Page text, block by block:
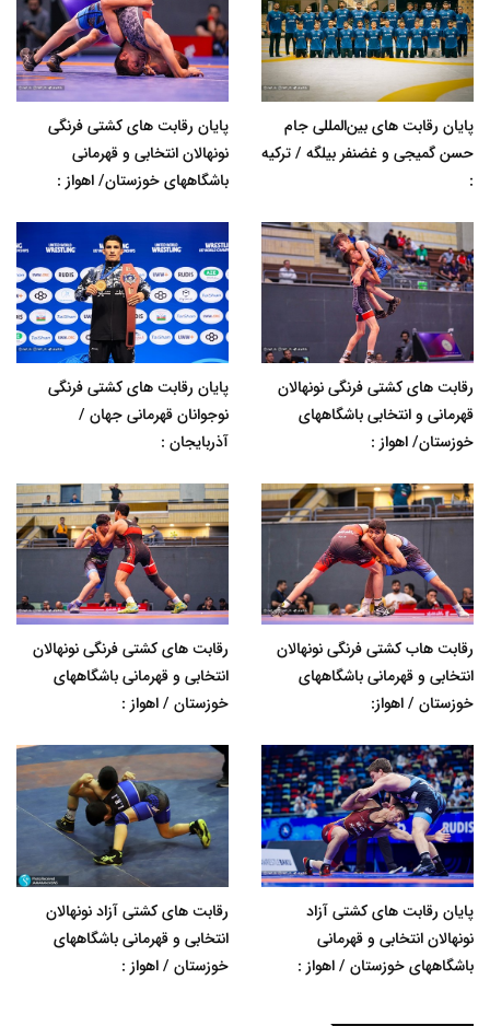
پایان رقابت های بین‌المللی جام
حسن گمیجی و غضنفر بیلگه / ترکیه
:
پایان رقابت های کشتی فرنگی
نونهالان انتخابی و قهرمانی
باشگاههای خوزستان/ اهواز :
رقابت های کشتی فرنگی نونهالان
قهرمانی و انتخابی باشگاههای
خوزستان/ اهواز :
پایان رقابت های کشتی فرنگی
نوجوانان قهرمانی جهان /
آذربایجان :
رقابت هاب کشتی فرنگی نونهالان
انتخابی و قهرمانی باشگاههای
خوزستان / اهواز:
رقابت های کشتی فرنگی نونهالان
انتخابی و قهرمانی باشگاههای
خوزستان / اهواز :
پایان رقابت های کشتی آزاد
نونهالان انتخابی و قهرمانی
باشگاههای خوزستان / اهواز :
رقابت های کشتی آزاد نونهالان
انتخابی و قهرمانی باشگاههای
خوزستان / اهواز :